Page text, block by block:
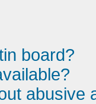
board?
abusive